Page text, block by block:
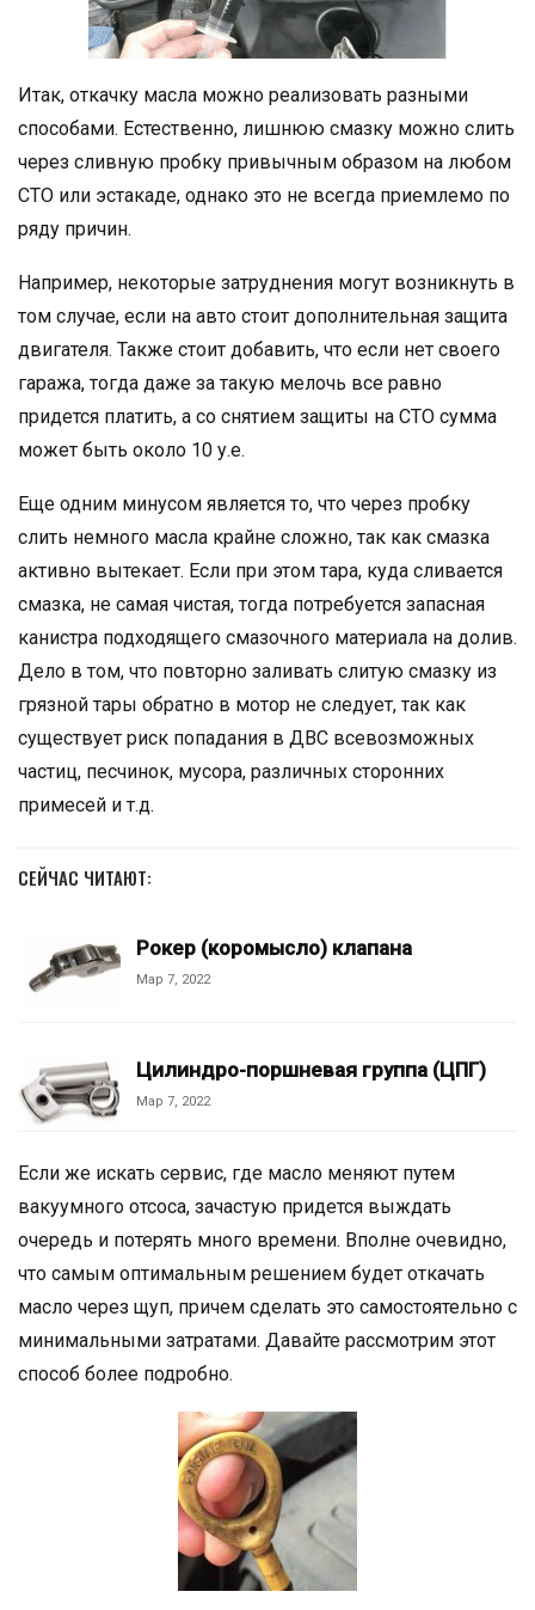
Итак, откачку масла можно реализовать разными
способами. Естественно, лишнюю смазку можно слить
через сливную пробку привычным образом на любом
СТО или эстакаде, однако это не всегда приемлемо по
ряду причин.
Например, некоторые затруднения могут возникнуть в
том случае, если на авто стоит дополнительная защита
двигателя. Также стоит добавить, что если нет своего
гаража, тогда даже за такую мелочь все равно
придется платить, а со снятием защиты на СТО сумма
может быть около 10 у.е.
Еще одним минусом является то, что через пробку
слить немного масла крайне сложно, так как смазка
активно вытекает. Если при этом тара, куда сливается
смазка, не самая чистая, тогда потребуется запасная
канистра подходящего смазочного материала на долив.
Дело в том, что повторно заливать слитую смазку из
грязной тары обратно в мотор не следует, так как
существует риск попадания в ДВС всевозможных
частиц, песчинок, мусора, различных сторонних
примесей и т.д.
СЕЙЧАС ЧИТАЮТ:
Рокер (коромысло) клапана
Мар 7, 2022
Цилиндро-поршневая группа (ЦПГ)
Мар 7, 2022
Если же искать сервис, где масло меняют путем
вакуумного отсоса, зачастую придется выждать
очередь и потерять много времени. Вполне очевидно,
что самым оптимальным решением будет откачать
масло через щуп, причем сделать это самостоятельно с
минимальными затратами. Давайте рассмотрим этот
способ более подробно.